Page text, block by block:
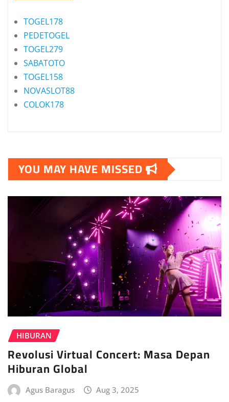
TOGEL178
PEDETOGEL
TOGEL279
SABATOTO
TOGEL158
NOVASLOT88
COLOK178
YOU MAY HAVE MISSED
HIBURAN
Revolusi Virtual Concert: Masa Depan
Hiburan Global
Agus Baragus Aug 3, 2025